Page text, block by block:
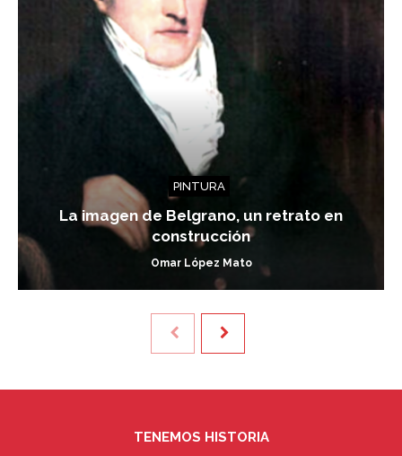
PINTURA
La imagen de Belgrano, un retrato en
construcción
Omar López Mato
TENEMOS HISTORIA